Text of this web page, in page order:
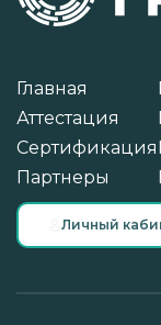
Главная
Аттестация
Сертификация
Партнеры
Личный